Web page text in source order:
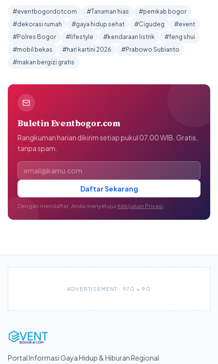
#eventbogordotcom #Tanaman hias
#pemkab bogor
#dekorasi rumah
#gaya hidup sehat #Cigudeg
#event
#Polres Bogor
#lifestyle #kendaraan listrik
#feng shui
#mobil bekas
#hari kartini 2026
#Prabowo Subianto
#makan bergizi gratis
Buletin Eventbogor.com
Rangkuman harian dikirim setiap pukul 07.00 WIB. Gratis,
tanpa spam.
Alamat email
Daftar Sekarang
Dengan mendaftar, Anda menyetujui Kebijakan Privasi
ADVERTISEMENT · 970 × 90
Portal Informasi Gaya Hidup & Hiburan Regional